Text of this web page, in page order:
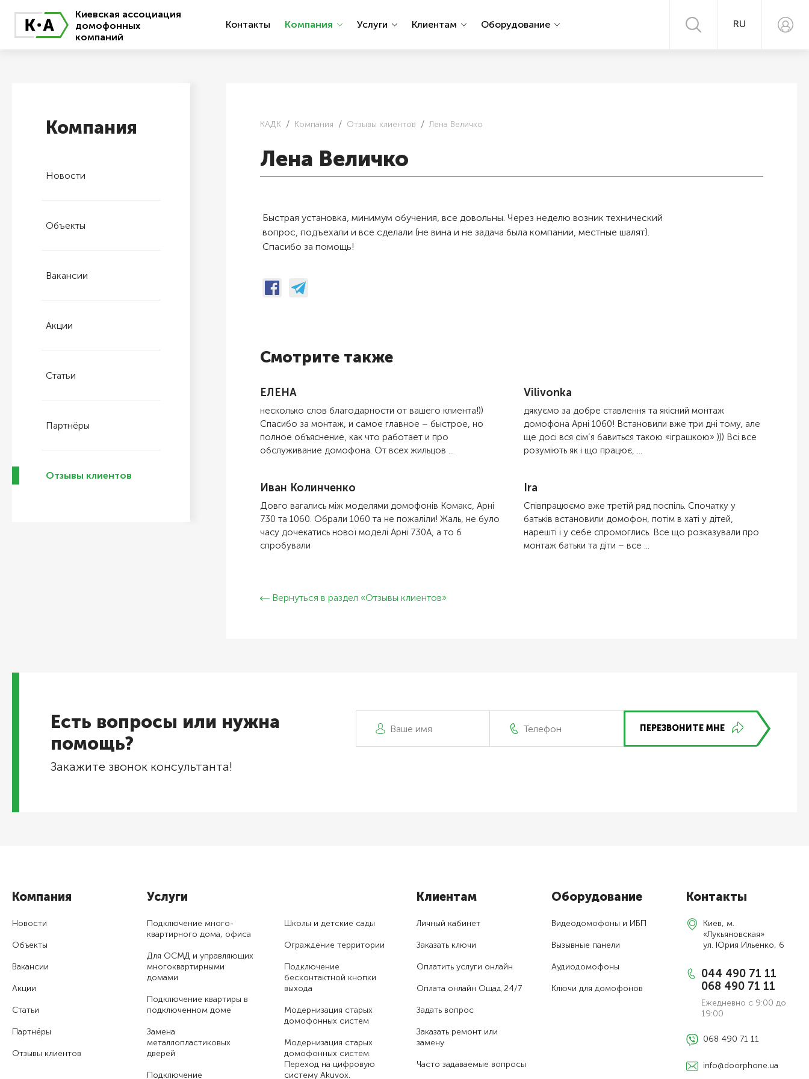
Киевская ассоциация
домофонных
компаний
RU
Контакты Компания Услуги Клиентам Оборудование
Компания
Новости
Объекты
Вакансии
Акции
Статьи
Партнёры
Отзывы клиентов
КАДК Компания Отзывы клиентов Лена Величко
Лена Величко
Быстрая установка, минимум обучения, все довольны. Через неделю возник технический
вопрос, подъехали и все сделали (не вина и не задача была компании, местные шалят).
Спасибо за помощь!
Смотрите также
ЕЛЕНА
несколько слов благодарности от вашего клиента!))
Спасибо за монтаж, и самое главное – быстрое, но
полное объяснение, как что работает и про
обслуживание домофона. От всех жильцов ...
Vilivonka
дякуємо за добре ставлення та якісний монтаж
домофона Арні 1060! Встановили вже три дні тому, але
ще досі вся сім’я бавиться такою «іграшкою» ))) Всі все
розуміють як і що працює, ...
Иван Колинченко
Довго вагались між моделями домофонів Комакс, Арні
730 та 1060. Обрали 1060 та не пожаліли! Жаль, не було
часу дочекатись нової моделі Арні 730А, а то б
спробували
Ira
Співпрацюємо вже третій ряд поспіль. Спочатку у
батьків встановили домофон, потім в хаті у дітей,
нарешті і у себе спромоглись. Все що розказували про
монтаж батьки та діти – все ...
Вернуться в раздел «Отзывы клиентов»
Есть вопросы или нужна
помощь?
Закажите звонок консультанта!
ПЕРЕЗВОНИТЕ МНЕ
Компания
Новости
Объекты
Вакансии
Акции
Статьи
Партнёры
Отзывы клиентов
Услуги
Подключение много­
квартирного дома, офиса
Для ОСМД и управляющих
много­квартирными
домами
Подключение квартиры в
подключенном доме
Замена
металлопластиковых
дверей
Подключение
Школы и детские сады
Ограждение территории
Подключение
бесконтактной кнопки
выхода
Модернизация старых
домофонных систем
Модернизация старых
домофонных систем.
Переход на цифровую
систему Akuvox.
Клиентам
Личный кабинет
Заказать ключи
Оплатить услуги онлайн
Оплата онлайн Ощад 24/7
Задать вопрос
Заказать ремонт или
замену
Часто задаваемые вопросы
Оборудование
Видеодомофоны и ИБП
Вызывные панели
Аудиодомофоны
Ключи для домофонов
Контакты
Киев, м.
«Лукьяновская»
ул. Юрия Ильенко, 6
044 490 71 11
068 490 71 11
Ежедневно с 9:00 до
19:00
068 490 71 11
info@doorphone.ua